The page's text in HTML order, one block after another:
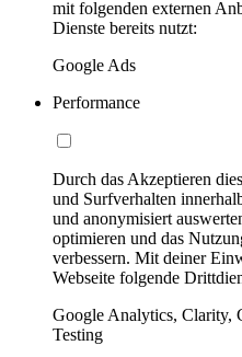
mit folgenden externen
Dienste bereits nutzt:
Google Ads
Performance
Durch das Akzeptieren
und Surfverhalten
und anonymisiert
optimieren und das
verbessern. Mit deiner
Webseite folgende
Google Analytics, Clarity,
Testing